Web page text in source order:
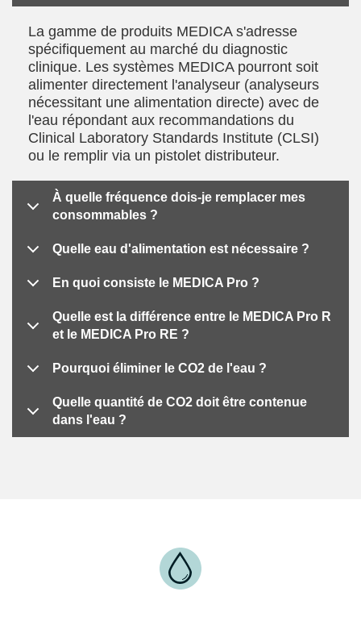
La gamme de produits MEDICA s'adresse
spécifiquement au marché du diagnostic
clinique. Les systèmes MEDICA pourront soit
alimenter directement l'analyseur (analyseurs
nécessitant une alimentation directe) avec de
l'eau répondant aux recommandations du
Clinical Laboratory Standards Institute (CLSI)
ou le remplir via un pistolet distributeur.
À quelle fréquence dois-je remplacer mes
consommables ?
Quelle eau d'alimentation est nécessaire ?
En quoi consiste le MEDICA Pro ?
Quelle est la différence entre le MEDICA Pro R
et le MEDICA Pro RE ?
Pourquoi éliminer le CO2 de l'eau ?
Quelle quantité de CO2 doit être contenue
dans l'eau ?